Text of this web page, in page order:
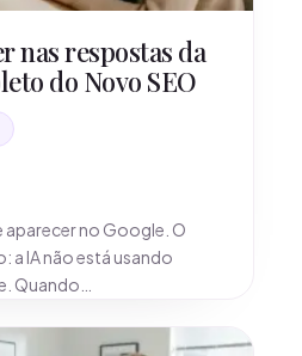
nas respostas da
do Novo SEO
aparecer no Google. O
a IA não está usando
Quando…